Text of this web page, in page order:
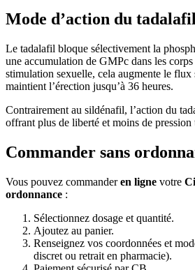
Mode d’action du
Le tadalafil bloque sélectivement la
une accumulation de GMPc dans les
stimulation sexuelle, cela augmente le flux
maintient l’érection jusqu’à 36 heures.
Contrairement au sildénafil, l’action du
offrant plus de liberté et moins de pression
Commander sans
Vous pouvez commanderen ligne votre
ordonnance :
Sélectionnez dosage et quantité.
Ajoutez au panier.
Renseignez vos coordonnées et
discret ou retrait en pharmacie).